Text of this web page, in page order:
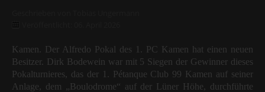
Kamen. Der Alfredo Pokal des 1. PC Kamen hat einen neuen
Besitzer. Dirk Bodewein war mit 5 Siegen der Gewinner dieses
Pokalturnieres, das der 1. Pétanque Club 99 Kamen auf seiner
Anlage, dem „Boulodrome“ auf der Lüner Höhe, durchführte